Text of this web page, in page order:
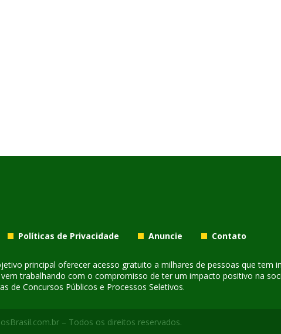
Políticas de Privacidade Anuncie Contato
principal oferecer acesso gratuito a milhares de pessoas que
trabalhando com o compromisso de ter um impacto positivo na
de Concursos Públicos e Processos Seletivos.
– Todos os direitos reservados.